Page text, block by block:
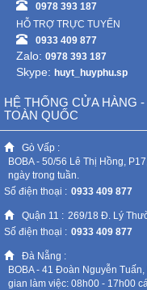
0978 393 187
HỖ TRỢ TRỰC TUYẾN
0933 409 877
Zalo: 0978 393 187
Skype: huyt_huyphu.sp
HỆ THỐNG CỬA HÀNG
TOÀN QUỐC
Gò Vấp :
BOBA - 50/56 Lê Thị Hồng,
ngày trong tuần.
Số điện thoại : 0933 409 877
Quận 11 : 269/18 Đ. Lý
Số điện thoại : 0933 409 877
Đà Nẵng :
BOBA - 41 Đoàn Nguyễn
gian làm việc: 08h00 - 17h00